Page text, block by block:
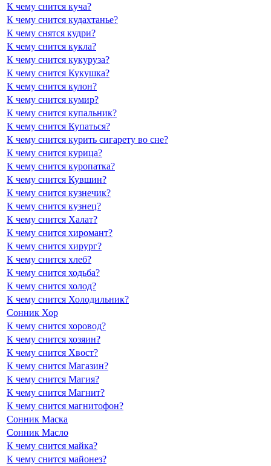
К чему снится куча?
К чему снится кудахтанье?
К чему снятся кудри?
К чему снится кукла?
К чему снится кукуруза?
К чему снится Кукушка?
К чему снится кулон?
К чему снится кумир?
К чему снится купальник?
К чему снится Купаться?
К чему снится курить сигарету во сне?
К чему снится курица?
К чему снится куропатка?
К чему снится Кувшин?
К чему снится кузнечик?
К чему снится кузнец?
К чему снится Халат?
К чему снится хиромант?
К чему снится хирург?
К чему снится хлеб?
К чему снится ходьба?
К чему снится холод?
К чему снится Холодильник?
Сонник Хор
К чему снится хоровод?
К чему снится хозяин?
К чему снится Хвост?
К чему снится Магазин?
К чему снится Магия?
К чему снится Магнит?
К чему снится магнитофон?
Сонник Маска
Сонник Масло
К чему снится майка?
К чему снится майонез?